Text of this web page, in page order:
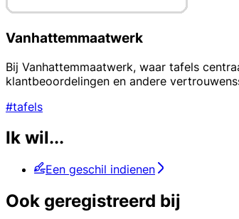
Vanhattemmaatwerk
Bij Vanhattemmaatwerk, waar tafels
klantbeoordelingen en andere
#tafels
Ik wil...
Een geschil indienen
Ook geregistreerd bij